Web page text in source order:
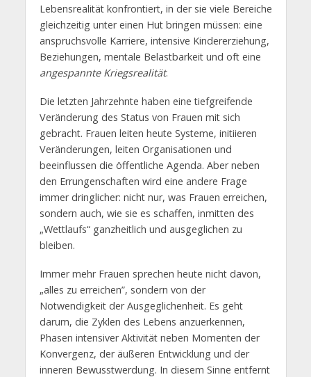
Lebensrealität konfrontiert, in der sie viele Bereiche
gleichzeitig unter einen Hut bringen müssen: eine
anspruchsvolle Karriere, intensive Kindererziehung,
Beziehungen, mentale Belastbarkeit und oft eine
angespannte Kriegsrealität.
Die letzten Jahrzehnte haben eine tiefgreifende
Veränderung des Status von Frauen mit sich
gebracht. Frauen leiten heute Systeme, initiieren
Veränderungen, leiten Organisationen und
beeinflussen die öffentliche Agenda. Aber neben
den Errungenschaften wird eine andere Frage
immer dringlicher: nicht nur, was Frauen erreichen,
sondern auch, wie sie es schaffen, inmitten des
„Wettlaufs“ ganzheitlich und ausgeglichen zu
bleiben.
Immer mehr Frauen sprechen heute nicht davon,
„alles zu erreichen”, sondern von der
Notwendigkeit der Ausgeglichenheit. Es geht
darum, die Zyklen des Lebens anzuerkennen,
Phasen intensiver Aktivität neben Momenten der
Konvergenz, der äußeren Entwicklung und der
inneren Bewusstwerdung. In diesem Sinne entfernt